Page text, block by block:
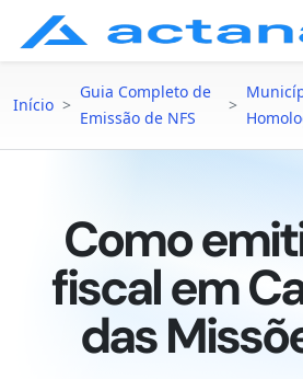
Início >
Guia Completo de
Emissão de NFS
>
Como
fiscal em
das